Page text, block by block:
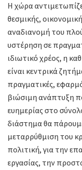
Η χώρα
θεσμικής,
αναδιανομή του
υστέρηση σε
ιδιωτικό χρέος, η
είναι κεντρικά
πραγματικές,
βιώσιμη ανάπτυξη
ευημερίας στο
διάστημα θα
μεταρρύθμιση του
πολιτική, για την
εργασίας, την